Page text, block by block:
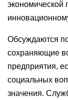
экономической
Обсуждаются
сохраняющие
предприятия,
социальных
значения.